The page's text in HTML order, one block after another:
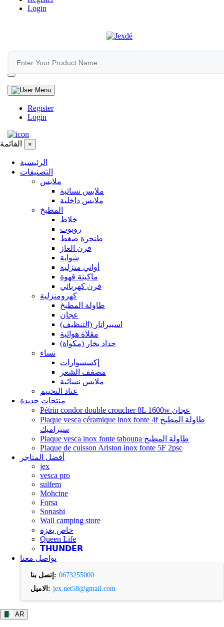
Login
Register
Login
القائمة ×
الرئيسية
التصنيفات
ملابس
ملابس نسائية
ملابس داخلية
المطبخ
خلاط
روبوت
طنجرة ضغط
فرن الغاز
شواية
أواني منزلية
ماكينة قهوة
فرن كهربائي
كهرومنزلية
طاولة المطبخ
عجان
اسبيراتار (التنظيف)
مقلاة هوائية
حداد بخار (مكواة)
نساء
إكسسوارات
مصفف الشعر
ملابس نسائية
عتاد التخييم
منتجات جديدة
Pétrin condor double croucher 8L 1600w عجان
Plaque vesca céramique inox fonte 4f طاولة المطبخ
سيراميك
Plaque vesca inox fonte tabouna طاولة المطبخ
Plaque de cuisson Ariston inox fonte 5F 2psc
أفضل المتاجر
jex
vesca pro
sulfem
Mohcine
Forsa
Sonashi
Wall camping store
خاص بغزة
Queen Life
𝗧𝗛𝗨𝗡𝗗𝗘𝗥
تواصل معنا
إتصل بنا: 0673255000
الاميل: jex.net58@gmail.com
AR